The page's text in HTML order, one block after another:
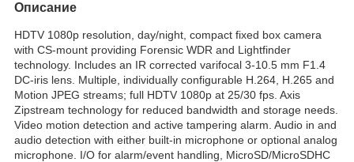
Описание
HDTV 1080p resolution, day/night, compact fixed box camera
with CS-mount providing Forensic WDR and Lightfinder
technology. Includes an IR corrected varifocal 3-10.5 mm F1.4
DC-iris lens. Multiple, individually configurable H.264, H.265 and
Motion JPEG streams; full HDTV 1080p at 25/30 fps. Axis
Zipstream technology for reduced bandwidth and storage needs.
Video motion detection and active tampering alarm. Audio in and
audio detection with either built-in microphone or optional analog
microphone. I/O for alarm/event handling, MicroSD/MicroSDHC